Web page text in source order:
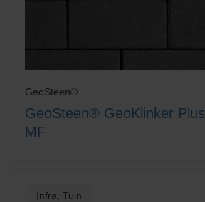
GeoSteen®
GeoSteen® GeoKlinker Plus
MF
Infra, Tuin